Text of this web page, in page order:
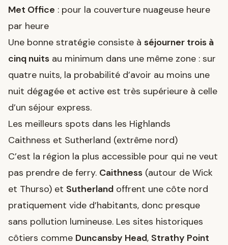
Met Office : pour la couverture nuageuse heure
par heure
Une bonne stratégie consiste à séjourner trois à
cinq nuits au minimum dans une même zone : sur
quatre nuits, la probabilité d’avoir au moins une
nuit dégagée et active est très supérieure à celle
d’un séjour express.
Les meilleurs spots dans les Highlands
Caithness et Sutherland (extrême nord)
C’est la région la plus accessible pour qui ne veut
pas prendre de ferry. Caithness (autour de Wick
et Thurso) et Sutherland offrent une côte nord
pratiquement vide d’habitants, donc presque
sans pollution lumineuse. Les sites historiques
côtiers comme Duncansby Head, Strathy Point